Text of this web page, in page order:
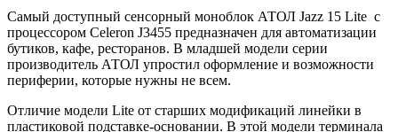
Самый доступный сенсорный моноблок АТОЛ Jazz 15 Lite с
процессором Celeron J3455 предназначен для автоматизации
бутиков, кафе, ресторанов. В младшей модели серии
производитель АТОЛ упростил оформление и возможности
периферии, которые нужны не всем.
Отличие модели Lite от старших модификаций линейки в
пластиковой подставке-основании. В этой модели терминала